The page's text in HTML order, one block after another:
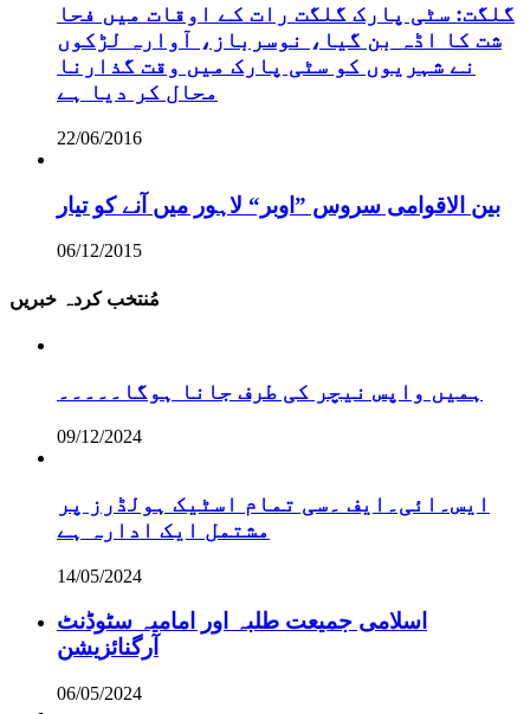
گلگت: سٹی پارک گلگت رات کے اوقات میں فحا
شت کا اڈہ بن گیا، نوسرباز، آوارہ لڑکوں
نے شہریوں کو سٹی پارک میں وقت گذارنا
محال کر دیا ہے
22/06/2016
بین الاقوامی سروس ”اوبر“ لاہور میں آنے کو تیار
06/12/2015
مُنتخب کردہ خبریں
ہمیں واپس نیچر کی طرف جانا ہوگا۔۔۔۔۔
09/12/2024
ایس۔ائی۔ایف ۔سی تمام اسٹیک ہولڈرز پر
مشتمل ایک ادارہ ہے
14/05/2024
اسلامی جمیعت طلبہ اور امامیہ سٹوڈنٹ
آرگنائزیشن
06/05/2024